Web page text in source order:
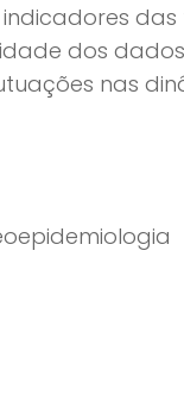
dos
nas